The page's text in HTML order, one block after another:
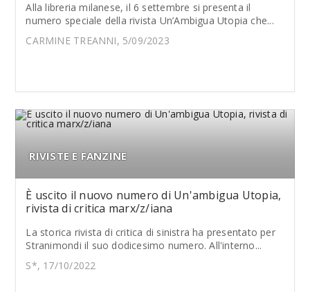
Alla libreria milanese, il 6 settembre si presenta il
numero speciale della rivista Un’Ambigua Utopia che...
CARMINE TREANNI, 5/09/2023
RIVISTE E FANZINE
È uscito il nuovo numero di Un'ambigua Utopia,
rivista di critica marx/z/iana
La storica rivista di critica di sinistra ha presentato per
Stranimondi il suo dodicesimo numero. All'interno...
S*, 17/10/2022